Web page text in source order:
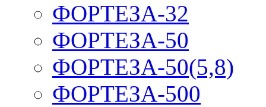
ФОРТЕЗА-32
ФОРТЕЗА-50
ФОРТЕЗА-50(5,8)
ФОРТЕЗА-500